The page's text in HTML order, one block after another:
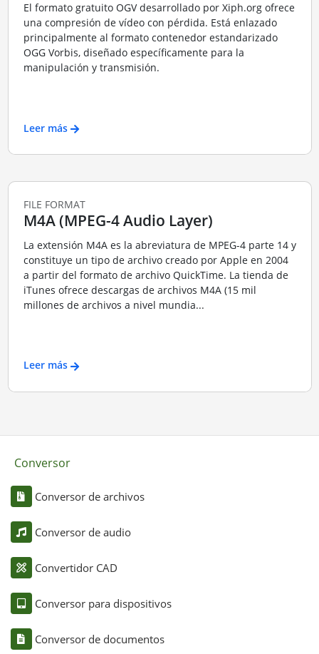
El formato gratuito OGV desarrollado por Xiph.org ofrece
una compresión de vídeo con pérdida. Está enlazado
principalmente al formato contenedor estandarizado
OGG Vorbis, diseñado específicamente para la
manipulación y transmisión.
Leer más
FILE FORMAT
M4A (MPEG-4 Audio Layer)
La extensión M4A es la abreviatura de MPEG-4 parte 14 y
constituye un tipo de archivo creado por Apple en 2004
a partir del formato de archivo QuickTime. La tienda de
iTunes ofrece descargas de archivos M4A (15 mil
millones de archivos a nivel mundia...
Leer más
Conversor
Conversor de archivos
Conversor de audio
Convertidor CAD
Conversor para dispositivos
Conversor de documentos